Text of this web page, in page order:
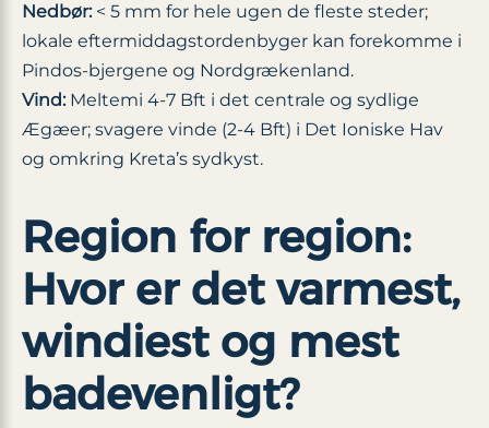
Nedbør:< 5 mm for hele ugen de fleste steder;
lokale eftermiddagstordenbyger kan forekomme i
Pindos-bjergene og Nordgrækenland.
Vind:Meltemi 4-7 Bft i det centrale og sydlige
Ægæer; svagere vinde (2-4 Bft) i Det Ioniske Hav
og omkring Kreta’s sydkyst.
Region for region:
Hvor er det varmest,
windiest og mest
badevenligt?